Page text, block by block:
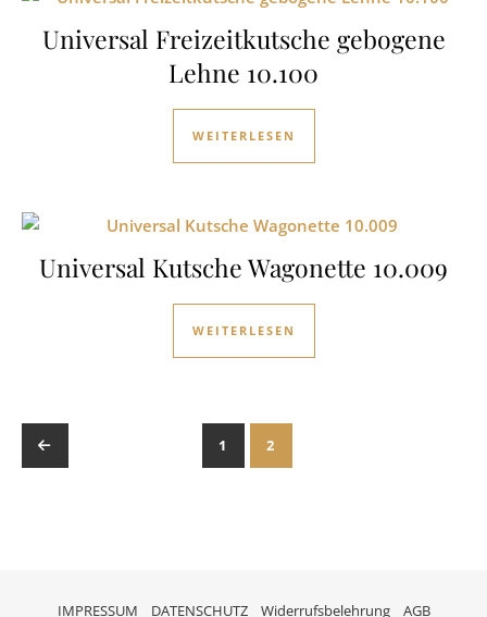
Universal Freizeitkutsche gebogene
Lehne 10.100
WEITERLESEN
Universal Kutsche Wagonette 10.009
WEITERLESEN
1 2
IMPRESSUM DATENSCHUTZ Widerrufsbelehrung AGB